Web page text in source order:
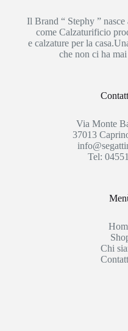
Il Brand “ Stephy ”
come Calzaturificio
e calzature per la
che non ci ha
Via Monte
37013
Tel:
Chi